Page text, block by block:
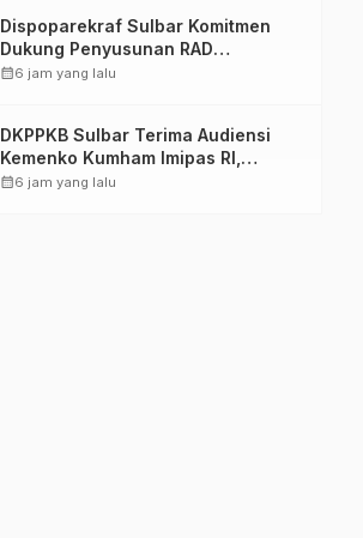
Dispoparekraf Sulbar Komitmen
Dukung Penyusunan RAD
TPB/SDGs Sulawesi Barat
calendar_month6 jam yang lalu
DKPPKB Sulbar Terima Audiensi
Kemenko Kumham Imipas RI,
Perkuat Pelayanan Kesehatan bagi
calendar_month6 jam yang lalu